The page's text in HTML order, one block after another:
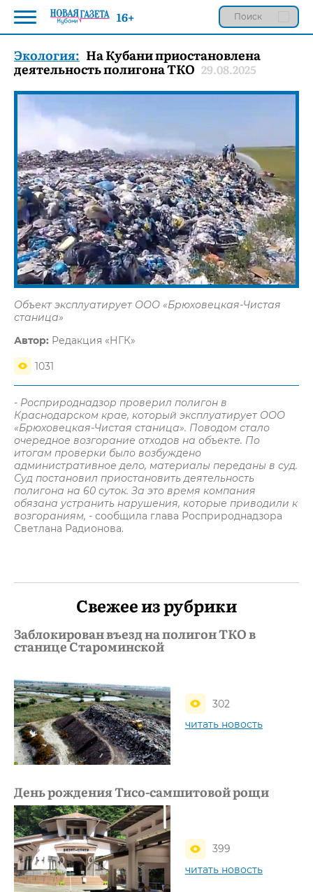
Экология: На Кубани приостановлена
деятельность полигона ТКО 29.08.2025
Объект эксплуатирует ООО «Брюховецкая-Чистая
станица»
Автор: Редакция «НГК»
1031
- Росприроднадзор проверил полигон в
Краснодарском крае, который эксплуатирует ООО
«Брюховецкая-Чистая станица». Поводом стало
очередное возгорание отходов на объекте. По
итогам проверки было возбуждено
административное дело, материалы переданы в суд.
Суд постановил приостановить деятельность
полигона на 60 суток. За это время компания
обязана устранить нарушения, которые приводили к
возгораниям, - сообщила глава Росприроднадзора
Светлана Радионова.
Свежее из рубрики
Заблокирован въезд на полигон ТКО в
станице Староминской
302
читать новость
День рождения Тисо-самшитовой рощи
399
читать новость
16+